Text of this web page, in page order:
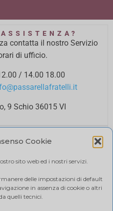
Cookie
sito web ed i nostri servizi.
delle impostazioni di default
in assenza di cookie o altri
quelli tecnici.
contatta il nostro Servizio
di ufficio.
/ 14.00 18.00
9 Schio 36015 VI
protetti e accettiamo il
E RESI
di reso